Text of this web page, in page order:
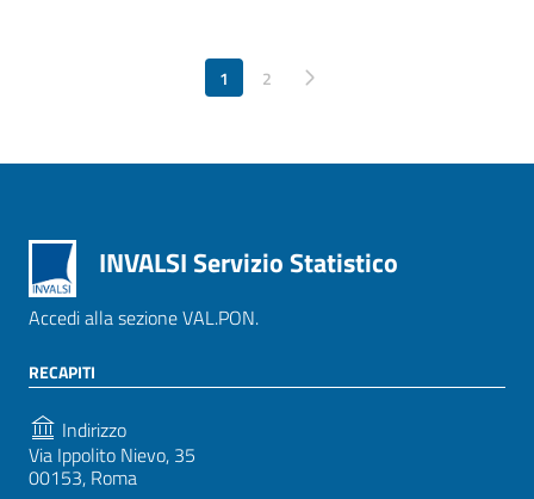
1 2
Pagina successiva
INVALSI Servizio Statistico
Accedi alla sezione VAL.PON.
RECAPITI
Indirizzo
Via Ippolito Nievo, 35
00153, Roma